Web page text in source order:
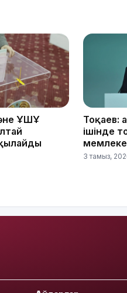
ҰҚШҰ
Тоқаев:
ішінде
3 тамыз,